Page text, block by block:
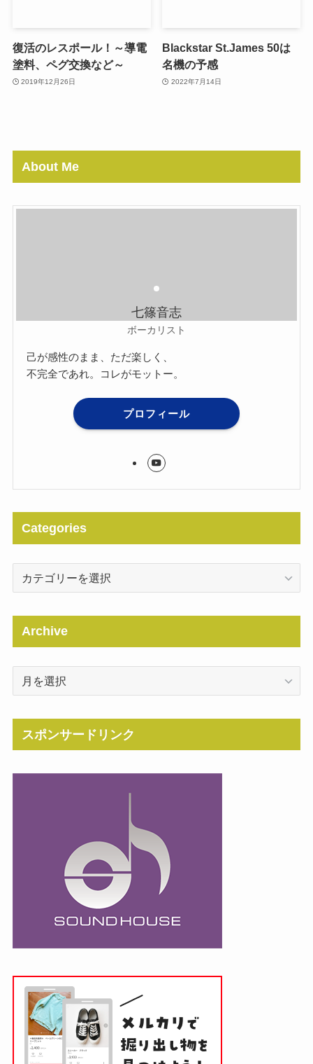
復活のレスポール！～導電
塗料、ペグ交換など～
2019年12月26日
Blackstar St.James 50は
名機の予感
2022年7月14日
About Me
七篠音志
ボーカリスト
己が感性のまま、ただ楽しく、
不完全であれ。コレがモットー。
プロフィール
Categories
Categories
Archive
Archive
スポンサードリンク